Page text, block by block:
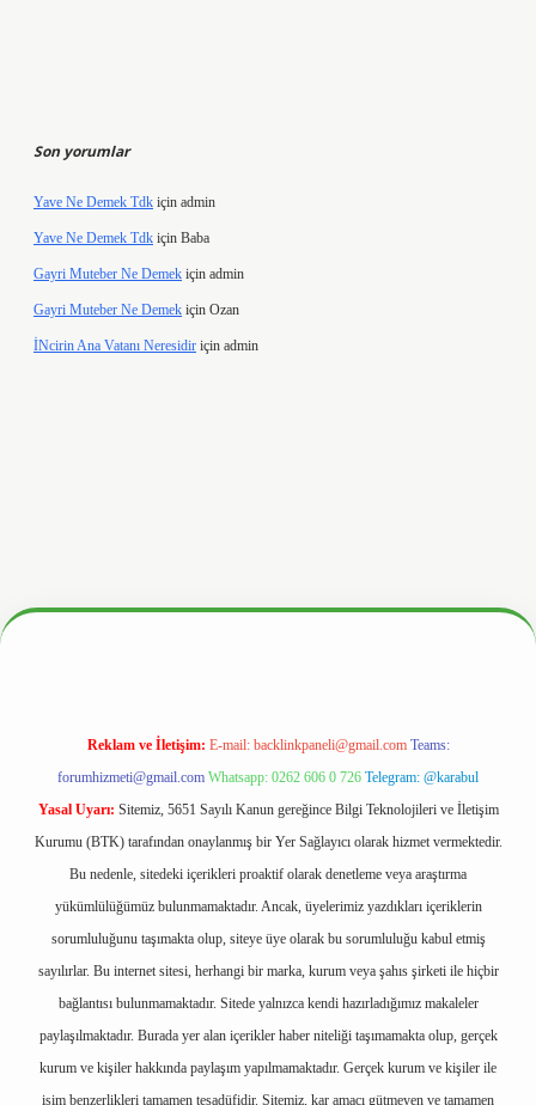
Son yorumlar
Yave Ne Demek Tdk için admin
Yave Ne Demek Tdk için Baba
Gayri Muteber Ne Demek için admin
Gayri Muteber Ne Demek için Ozan
İNcirin Ana Vatanı Neresidir için admin
Reklam ve İletişim: E-mail: backlinkpaneli@gmail.com Teams:
forumhizmeti@gmail.com Whatsapp: 0262 606 0 726 Telegram: @karabul
Yasal Uyarı: Sitemiz, 5651 Sayılı Kanun gereğince Bilgi Teknolojileri ve İletişim
Kurumu (BTK) tarafından onaylanmış bir Yer Sağlayıcı olarak hizmet vermektedir.
Bu nedenle, sitedeki içerikleri proaktif olarak denetleme veya araştırma
yükümlülüğümüz bulunmamaktadır. Ancak, üyelerimiz yazdıkları içeriklerin
sorumluluğunu taşımakta olup, siteye üye olarak bu sorumluluğu kabul etmiş
sayılırlar. Bu internet sitesi, herhangi bir marka, kurum veya şahıs şirketi ile hiçbir
bağlantısı bulunmamaktadır. Sitede yalnızca kendi hazırladığımız makaleler
paylaşılmaktadır. Burada yer alan içerikler haber niteliği taşımamakta olup, gerçek
kurum ve kişiler hakkında paylaşım yapılmamaktadır. Gerçek kurum ve kişiler ile
isim benzerlikleri tamamen tesadüfidir. Sitemiz, kar amacı gütmeyen ve tamamen